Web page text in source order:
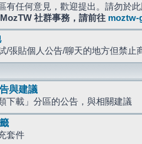
有任何意見，歡迎提出。請勿於
社群事務，請前往 moztw-
/張貼個人公告/聊天的地方但禁止
與建議
下載」分區的公告，與相關建議
套件